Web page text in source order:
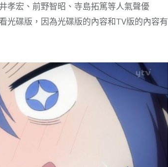
孝宏、前野智昭、寺島拓篤等人氣聲優
光碟版，因為光碟版的內容和TV版的內容有